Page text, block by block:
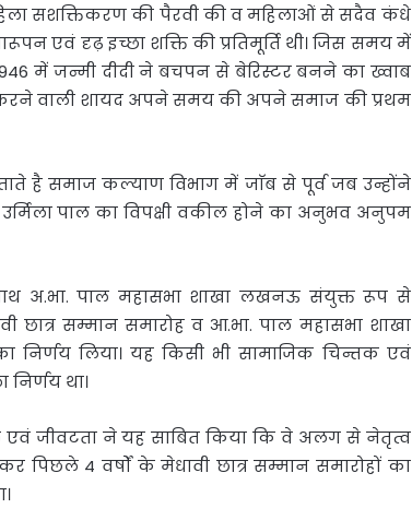
सशक्तिकरण की पैरवी की व महिलाओं से सदैव कंधे
एवं दृढ़ इच्छा शक्ति की प्रतिमूर्ति थी। जिस समय में
में जन्मी दीदी ने बचपन से बेरिस्टर बनने का ख्वाब
वाली शायद अपने समय की अपने समाज की प्रथम
है समाज कल्याण विभाग में जाॅब से पूर्व जब उन्होंने
पाल का विपक्षी वकील होने का अनुभव अनुपम
अ.भा. पाल महासभा शाखा लखनऊ संयुक्त रूप से
छात्र सम्मान समारोह व आ.भा. पाल महासभा शाखा
लिया। यह किसी भी सामाजिक चिन्तक एवं
था।
एवं जीवटता ने यह साबित किया कि वे अलग से नेतृत्व
4 वर्षों के मेधावी छात्र सम्मान समारोहों का